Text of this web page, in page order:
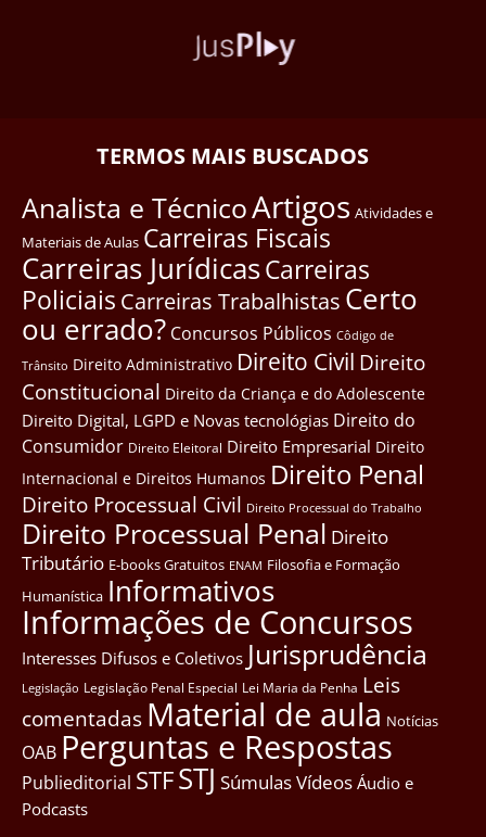
TERMOS MAIS BUSCADOS
Analista e TécnicoArtigos Atividades e
Materiais de Aulas Carreiras Fiscais
Carreiras JurídicasCarreiras
Policiais Carreiras Trabalhistas Certo
ou errado? Concursos Públicos Côdigo de
Trânsito Direito Administrativo Direito Civil Direito
Constitucional Direito da Criança e do Adolescente
Direito Digital, LGPD e Novas tecnológias Direito do
Consumidor Direito Eleitoral Direito Empresarial Direito
Internacional e Direitos Humanos Direito Penal
Direito Processual Civil Direito Processual do Trabalho
Direito Processual Penal Direito
Tributário E-books Gratuitos ENAM Filosofia e Formação
Humanística Informativos
Informações de Concursos
Interesses Difusos e Coletivos Jurisprudência
Legislação Legislação Penal Especial Lei Maria da Penha Leis
comentadas Material de aula Notícias
OAB Perguntas e Respostas
Publieditorial STFSTJ SúmulasVídeos Áudio e
Podcasts